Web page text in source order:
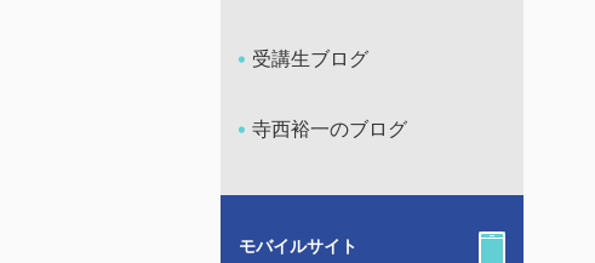
受講生ブログ
寺西裕一のブログ
モバイルサイト